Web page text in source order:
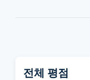
전체 평점